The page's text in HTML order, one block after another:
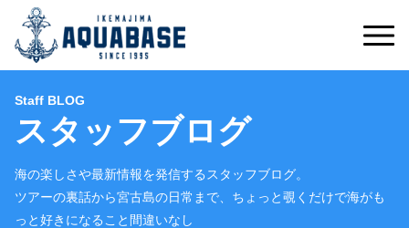
Staff BLOG
スタッフブログ
海の楽しさや最新情報を発信するスタッフブログ。
ツアーの裏話から宮古島の日常まで、ちょっと覗くだけで海がも
っと好きになること間違いなし